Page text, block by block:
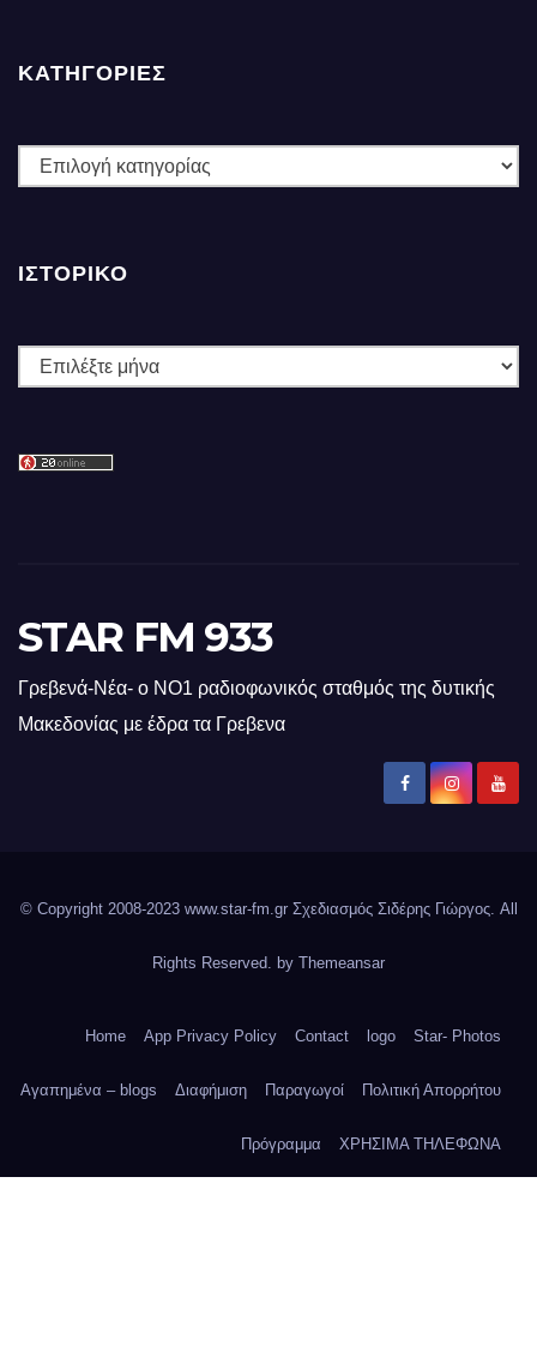
ΚΑΤΗΓΟΡΙΕΣ
ΚΑΤΗΓΟΡΙΕΣ
ΙΣΤΟΡΙΚΌ
Ιστορικό
STAR FM 933
Γρεβενά-Νέα- ο ΝΟ1 ραδιοφωνικός σταθμός της δυτικής
Μακεδονίας με έδρα τα Γρεβενα
© Copyright 2008-2023 www.star-fm.gr Σχεδιασμός Σιδέρης Γιώργος. All
Rights Reserved. by Themeansar
Home App Privacy Policy Contact logo Star- Photos
Αγαπημένα – blogs Διαφήμιση Παραγωγοί Πολιτική Απορρήτου
Πρόγραμμα ΧΡΗΣΙΜΑ ΤΗΛΕΦΩΝΑ